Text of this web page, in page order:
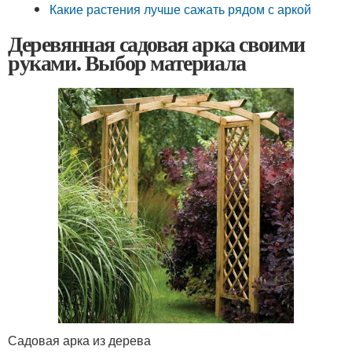
Какие растения лучше сажать рядом с аркой
Деревянная садовая арка своими
руками. Выбор материала
Садовая арка из дерева